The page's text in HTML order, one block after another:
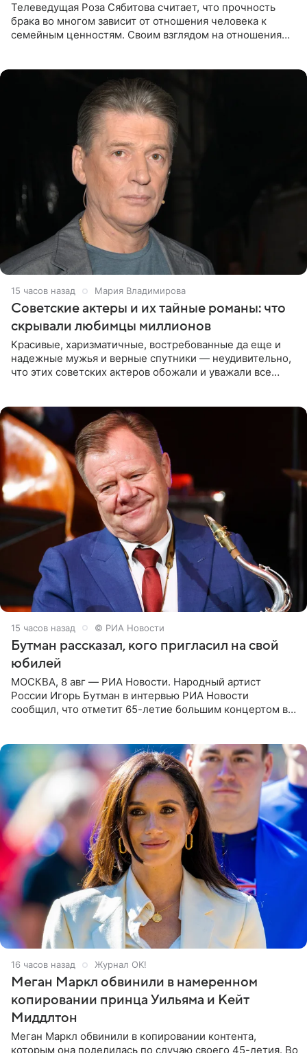
Телеведущая Роза Сябитова считает, что прочность
брака во многом зависит от отношения человека к
семейным ценностям. Своим взглядом на отношения
15 часов назад Мария Владимирова
Советские актеры и их тайные романы: что
скрывали любимцы миллионов
Красивые, харизматичные, востребованные да еще и
надежные мужья и верные спутники — неудивительно,
что этих советских актеров обожали и уважали все
15 часов назад © РИА Новости
Бутман рассказал, кого пригласил на свой
юбилей
МОСКВА, 8 авг — РИА Новости. Народный артист
России Игорь Бутман в интервью РИА Новости
сообщил, что отметит 65-летие большим концертом в
16 часов назад Журнал OK!
Меган Маркл обвинили в намеренном
копировании принца Уильяма и Кейт
Миддлтон
Меган Маркл обвинили в копировании контента,
которым она поделилась по случаю своего 45-летия. Во